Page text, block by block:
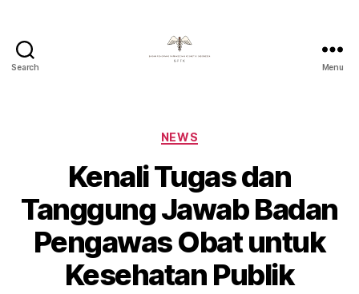
Search
Dan
Indonesia
Menu
Categories
NEWS
Kenali Tugas dan
Tanggung Jawab Badan
Pengawas Obat untuk
Kesehatan Publik